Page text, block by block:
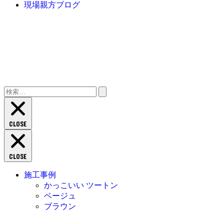
現場親方ブログ
検
索:
CLOSE
CLOSE
施工事例
かっこいい ツートン
ベージュ
ブラウン